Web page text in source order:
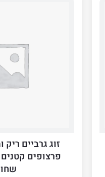
זוג גרביים ריק
פרצופים